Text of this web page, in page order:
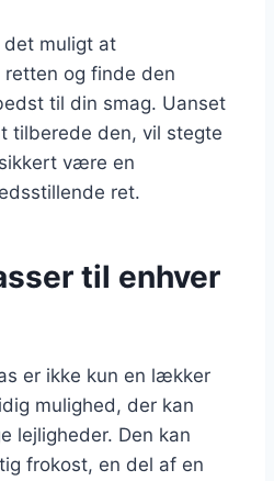
det muligt at
og finde den
til din smag. Uanset
tilberede den, vil stegte
være en
ret.
til enhver
er ikke kun en lækker
mulighed, der kan
lejligheder. Den kan
frokost, en del af en